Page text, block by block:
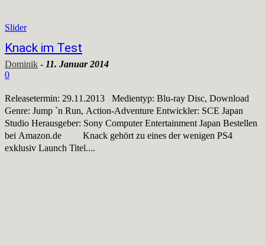
Slider
Knack im Test
Dominik - 11. Januar 2014
0
Releasetermin: 29.11.2013 Medientyp: Blu-ray Disc, Download
Genre: Jump `n Run, Action-Adventure Entwickler: SCE Japan
Studio Herausgeber: Sony Computer Entertainment Japan Bestellen
bei Amazon.de Knack gehört zu eines der wenigen PS4
exklusiv Launch Titel....